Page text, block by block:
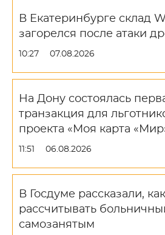
В Екатеринбурге склад
загорелся после атаки
10:27 07.08.2026
На Дону состоялась
транзакция для
проекта «Моя карта
11:51 06.08.2026
В Госдуме рассказали,
рассчитывать
самозанятым